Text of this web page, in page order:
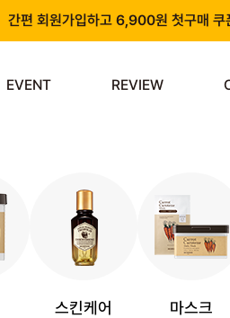
간편 회원가입하고 6,900원 첫구매 쿠
EVENT REVIEW
스킨케어 마스크